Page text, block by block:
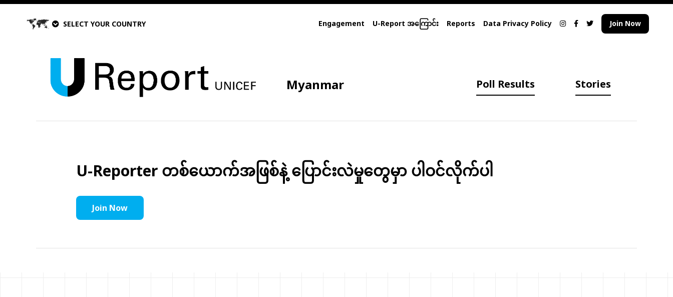
SELECT YOUR COUNTRY Engagement U-Report အကြောင်း Reports Data Privacy Policy Join Now
Myanmar Poll Results Stories
U-Reporter တစ်ယောက်အဖြစ်နဲ့ ပြောင်းလဲမှုတွေမှာ ပါဝင်လိုက်ပါ
Join Now